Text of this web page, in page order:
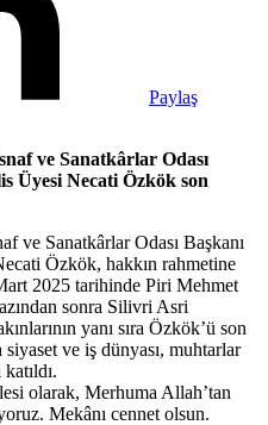
Paylaş
ve Sanatkârlar Odası
Üyesi Necati Özkök son
ve Sanatkârlar Odası Başkanı
Özkök, hakkın rahmetine
2025 tarihinde Piri Mehmet
sonra Silivri Asri
yanı sıra Özkök’ü son
ve iş dünyası, muhtarlar
olarak, Merhuma Allah’tan
Mekânı cennet olsun.